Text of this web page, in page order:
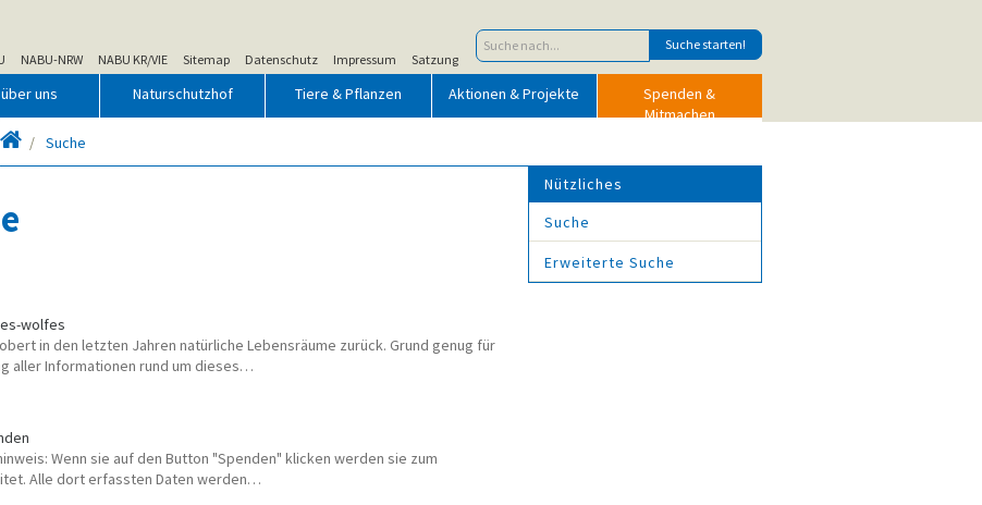
NABU-NRW NABU KR/VIE Sitemap Datenschutz Impressum Satzung
uns Naturschutzhof Tiere & Pflanzen Aktionen & Projekte
Spenden &
Mitmachen
Startseite
Suche
wolfes
in den letzten Jahren natürliche Lebensräume zurück. Grund genug für
aller Informationen rund um dieses…
Wenn sie auf den Button "Spenden" klicken werden sie zum
Alle dort erfassten Daten werden…
Nützliches
Suche
Erweiterte Suche